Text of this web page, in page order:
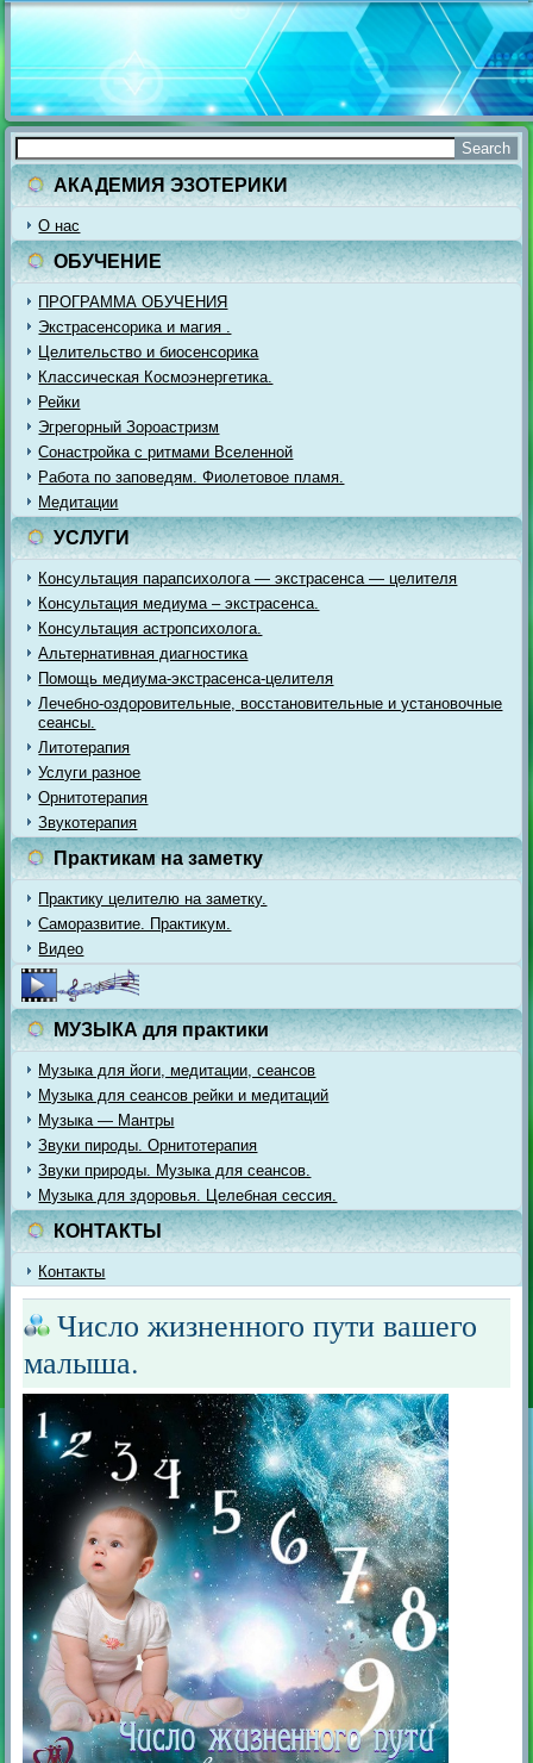
АКАДЕМИЯ ЭЗОТЕРИКИ
О нас
ОБУЧЕНИЕ
ПРОГРАММА ОБУЧЕНИЯ
Экстрасенсорика и магия .
Целительство и биосенсорика
Классическая Космоэнергетика.
Рейки
Эгрегорный Зороастризм
Сонастройка с ритмами Вселенной
Работа по заповедям. Фиолетовое пламя.
Медитации
УСЛУГИ
Консультация парапсихолога — экстрасенса — целителя
Консультация медиума – экстрасенса.
Консультация астропсихолога.
Альтернативная диагностика
Помощь медиума-экстрасенса-целителя
Лечебно-оздоровительные, восстановительные и установочные
сеансы.
Литотерапия
Услуги разное
Орнитотерапия
Звукотерапия
Практикам на заметку
Практику целителю на заметку.
Саморазвитие. Практикум.
Видео
МУЗЫКА для практики
Музыка для йоги, медитации, сеансов
Музыка для сеансов рейки и медитаций
Музыка — Мантры
Звуки пироды. Орнитотерапия
Звуки природы. Музыка для сеансов.
Музыка для здоровья. Целебная сессия.
КОНТАКТЫ
Контакты
Число жизненного пути вашего
малыша.